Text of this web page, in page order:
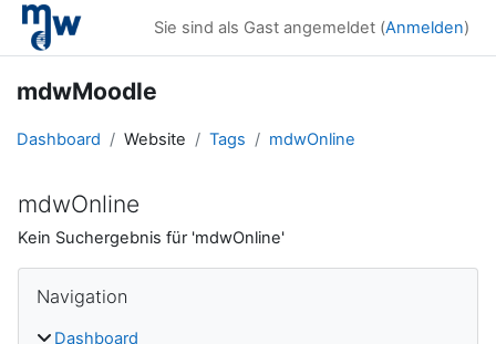
Zum Hauptinhalt
Sie sind als Gast angemeldet (Anmelden)
mdwMoodle
Dashboard Website Tags mdwOnline
mdwOnline
Kein Suchergebnis für 'mdwOnline'
Blöcke
Navigation
Dashboard